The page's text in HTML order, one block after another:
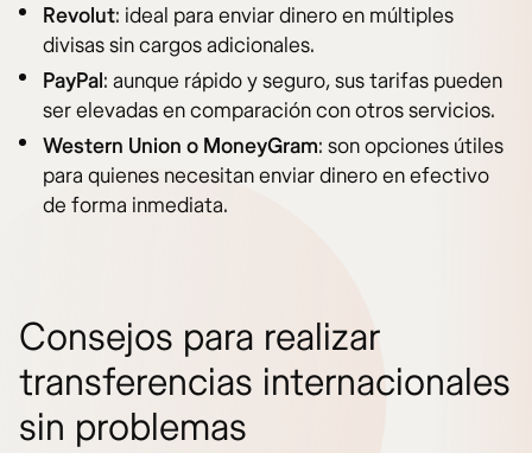
Revolut: ideal para enviar dinero en múltiples
divisas sin cargos adicionales.
PayPal: aunque rápido y seguro, sus tarifas pueden
ser elevadas en comparación con otros servicios.
Western Union o MoneyGram: son opciones útiles
para quienes necesitan enviar dinero en efectivo
de forma inmediata.
Consejos para realizar
transferencias internacionales
sin problemas